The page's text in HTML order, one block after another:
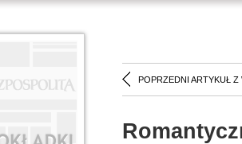
POPRZEDNI ARTYKUŁ Z